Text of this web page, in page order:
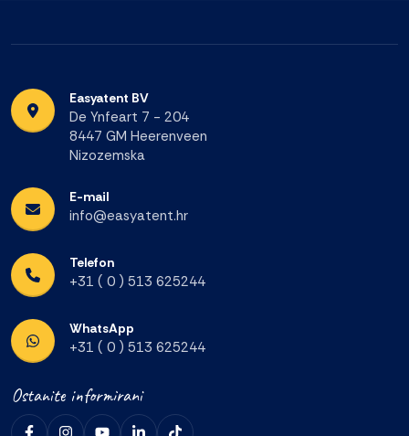
Easyatent BV
De Ynfeart 7 - 204
8447 GM Heerenveen
Nizozemska
E-mail
info@easyatent.hr
Telefon
+31 ( 0 ) 513 625244
WhatsApp
+31 ( 0 ) 513 625244
Ostanite informirani